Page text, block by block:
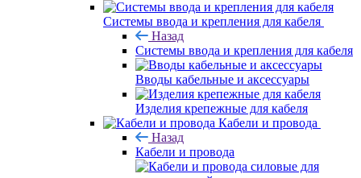
Системы ввода и крепления для кабеля
Назад
Системы ввода и крепления для кабеля
Вводы кабельные и аксессуары
Изделия крепежные для кабеля
Кабели и провода
Назад
Кабели и провода